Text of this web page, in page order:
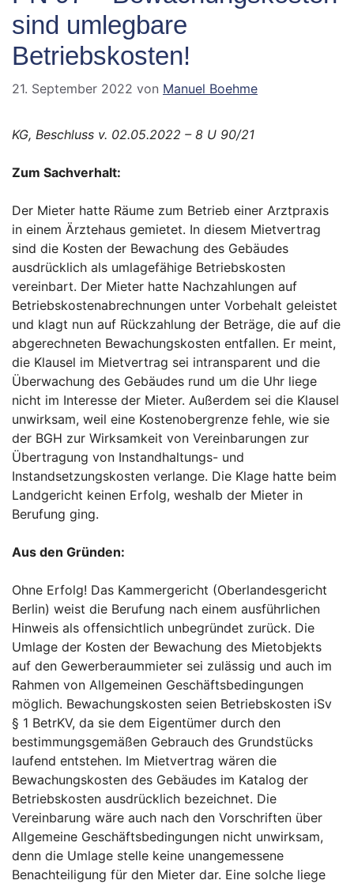
sind umlegbare
Betriebskosten!
21. September 2022 von Manuel Boehme
KG, Beschluss v. 02.05.2022 – 8 U 90/21
Zum Sachverhalt:
Der Mieter hatte Räume zum Betrieb einer Arztpraxis
in einem Ärztehaus gemietet. In diesem Mietvertrag
sind die Kosten der Bewachung des Gebäudes
ausdrücklich als umlagefähige Betriebskosten
vereinbart. Der Mieter hatte Nachzahlungen auf
Betriebskostenabrechnungen unter Vorbehalt geleistet
und klagt nun auf Rückzahlung der Beträge, die auf die
abgerechneten Bewachungskosten entfallen. Er meint,
die Klausel im Mietvertrag sei intransparent und die
Überwachung des Gebäudes rund um die Uhr liege
nicht im Interesse der Mieter. Außerdem sei die Klausel
unwirksam, weil eine Kostenobergrenze fehle, wie sie
der BGH zur Wirksamkeit von Vereinbarungen zur
Übertragung von Instandhaltungs- und
Instandsetzungskosten verlange. Die Klage hatte beim
Landgericht keinen Erfolg, weshalb der Mieter in
Berufung ging.
Aus den Gründen:
Ohne Erfolg! Das Kammergericht (Oberlandesgericht
Berlin) weist die Berufung nach einem ausführlichen
Hinweis als offensichtlich unbegründet zurück. Die
Umlage der Kosten der Bewachung des Mietobjekts
auf den Gewerberaummieter sei zulässig und auch im
Rahmen von Allgemeinen Geschäftsbedingungen
möglich. Bewachungskosten seien Betriebskosten iSv
§ 1 BetrKV, da sie dem Eigentümer durch den
bestimmungsgemäßen Gebrauch des Grundstücks
laufend entstehen. Im Mietvertrag wären die
Bewachungskosten des Gebäudes im Katalog der
Betriebskosten ausdrücklich bezeichnet. Die
Vereinbarung wäre auch nach den Vorschriften über
Allgemeine Geschäftsbedingungen nicht unwirksam,
denn die Umlage stelle keine unangemessene
Benachteiligung für den Mieter dar. Eine solche liege